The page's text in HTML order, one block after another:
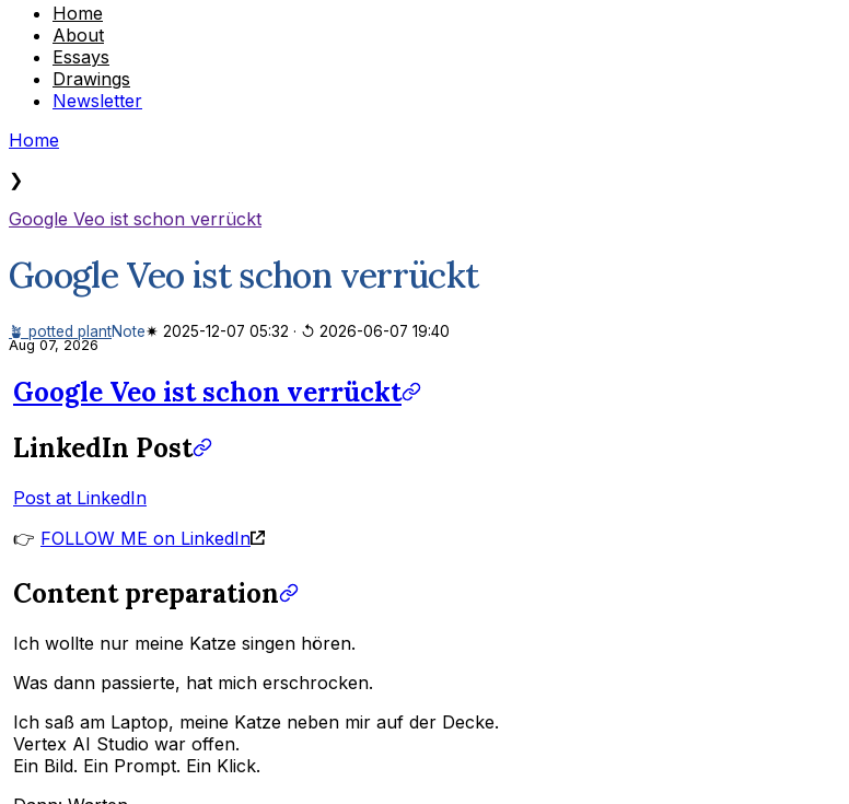
Home
About
Essays
Drawings
Newsletter
Home
❯
Google Veo ist schon verrückt
Google Veo ist schon verrückt
🪴 potted plantNote✷ 2025-12-07 05:32 · ↺ 2026-06-07 19:40
Aug 07, 2026
Google Veo ist schon verrückt
LinkedIn Post
Post at LinkedIn
👉 FOLLOW ME on LinkedIn
Content preparation
Ich wollte nur meine Katze singen hören.
Was dann passierte, hat mich erschrocken.
Ich saß am Laptop, meine Katze neben mir auf der Decke.
Vertex AI Studio war offen.
Ein Bild. Ein Prompt. Ein Klick.